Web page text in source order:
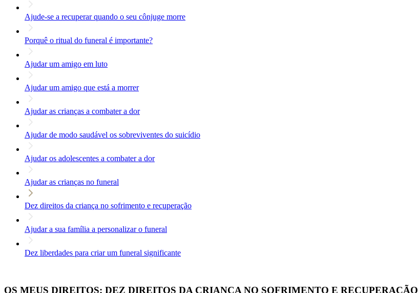
Ajude-se a recuperar quando o seu cônjuge morre
Porquê o ritual do funeral é importante?
Ajudar um amigo em luto
Ajudar um amigo que está a morrer
Ajudar as crianças a combater a dor
Ajudar de modo saudável os sobreviventes do suicídio
Ajudar os adolescentes a combater a dor
Ajudar as crianças no funeral
Dez direitos da criança no sofrimento e recuperação
Ajudar a sua família a personalizar o funeral
Dez liberdades para criar um funeral significante
OS MEUS DIREITOS: DEZ DIREITOS DA CRIANÇA NO SOFRIMENTO E RECUPERAÇÃO